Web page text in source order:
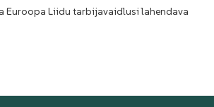
Euroopa Liidu tarbijavaidlusi lahendava